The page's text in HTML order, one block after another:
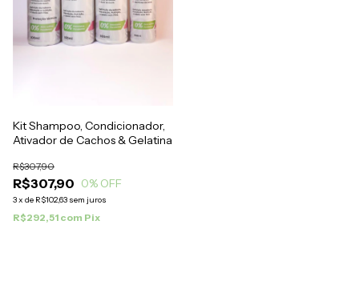
Kit Shampoo, Condicionador,
Ativador de Cachos & Gelatina
R$307,90
R$307,90
0% OFF
3x de R$102,63 sem juros
R$292,51 com Pix